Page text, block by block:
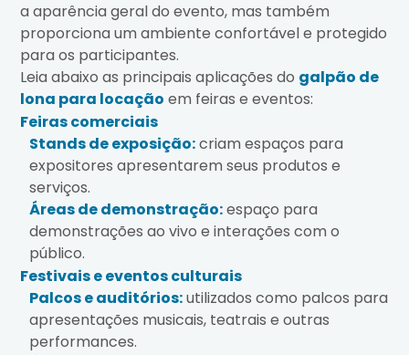
a aparência geral do evento, mas também
proporciona um ambiente confortável e protegido
para os participantes.
Leia abaixo as principais aplicações do galpão de
lona para locação em feiras e eventos:
Feiras comerciais
Stands de exposição:criam espaços para
expositores apresentarem seus produtos e
serviços.
Áreas de demonstração:espaço para
demonstrações ao vivo e interações com o
público.
Festivais e eventos culturais
Palcos e auditórios:utilizados como palcos para
apresentações musicais, teatrais e outras
performances.